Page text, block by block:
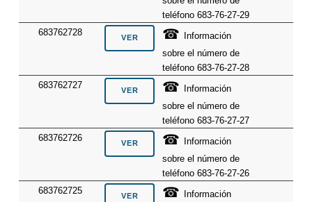
teléfono 683-76-27-29
683762728
☎
Información
sobre el número de
teléfono 683-76-27-28
683762727
☎
Información
sobre el número de
teléfono 683-76-27-27
683762726
☎
Información
sobre el número de
teléfono 683-76-27-26
683762725
☎
Información